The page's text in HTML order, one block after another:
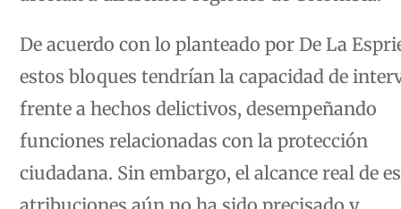
De acuerdo con lo planteado por De La
estos bloques tendrían la capacidad de
frente a hechos delictivos, desempeñando
funciones relacionadas con la protección
ciudadana. Sin embargo, el alcance real de
atribuciones aún no ha sido precisado y